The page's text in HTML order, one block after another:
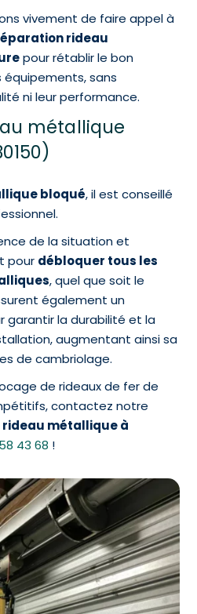
vivement de faire appel à
rideau
pour rétablir le bon
sans
ni leur performance.
métallique
bloqué, il est conseillé
de la situation et
pour débloquer tous les
, quel que soit le
également un
garantir la durabilité et la
augmentant ainsi sa
de cambriolage.
de rideaux de fer de
contactez notre
métallique à
43 68 !